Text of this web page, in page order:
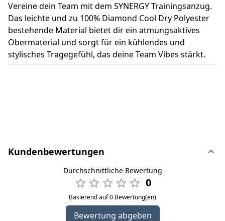
Vereine dein Team mit dem SYNERGY Trainingsanzug.
Das leichte und zu 100% Diamond Cool Dry Polyester
bestehende Material bietet dir ein atmungsaktives
Obermaterial und sorgt für ein kühlendes und
stylisches Tragegefühl, das deine Team Vibes stärkt.
Kundenbewertungen
Durchschnittliche Bewertung
0
Basierend auf 0 Bewertung(en)
Bewertung abgeben